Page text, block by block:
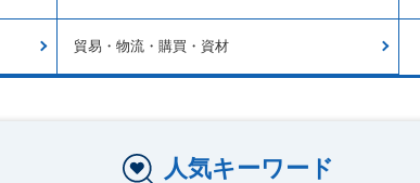
貿易・物流・購買・資材
人気キーワード